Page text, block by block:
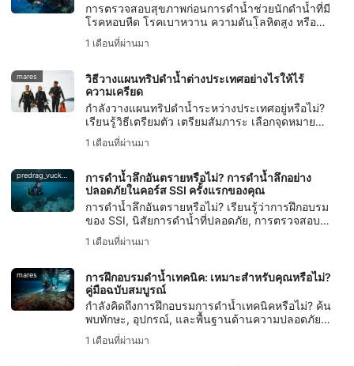
การตรวจสอบสุขภาพก่อนการดำน้ำช่วยนักดำน้ำที่มี
โรคหอบหืด โรคเบาหวาน ความดันโลหิตสูง หรือ
โรคประจำตัวอื่น ๆ วางแผนการดำน้ำที่ปลอดภัยยิ่ง
ขึ้น
1 เดือนที่ผ่านมา
mares
วิธีวางแผนทริปดำน้ำต่างประเทศอย่างไรให้ไร้
ความเครียด
กำลังวางแผนทริปดำน้ำระหว่างประเทศอยู่หรือไม่?
เรียนรู้วิธีเตรียมตัว เตรียมสัมภาระ เลือกจุดหมาย
ปลายทาง จัดการด้านโลจิสติกส์ และหลีกเลี่ยงข้อผิด
พลาดทั่วไป เพื่อให้การเดินทางดำน้ำของคุณ
1 เดือนที่ผ่านมา
predrag_vuckovic
การดำน้ำลึกอันตรายหรือไม่? การดำน้ำลึกอย่าง
ปลอดภัยในคอร์ส SSI ครั้งแรกของคุณ
การดำน้ำลึกอันตรายหรือไม่? เรียนรู้ว่าการฝึกอบรม
ของ SSI, นิสัยการดำน้ำที่ปลอดภัย, การตรวจสอบ
เพื่อนร่วมทีม, และการคุ้มครองจาก DiveAssure
ช่วยให้ผู้ดำน้ำใหม่รู้สึกเตรียมพร้อมได้อย่างไร
1 เดือนที่ผ่านมา
mares
การฝึกอบรมดำน้ำเทคนิค: เหมาะสำหรับคุณหรือไม่?
คู่มือฉบับสมบูรณ์
กำลังคิดถึงการฝึกอบรมการดำน้ำเทคนิคหรือไม่? ค้น
พบทักษะ, อุปกรณ์, และพื้นฐานด้านความปลอดภัยที่
คุณต้องการ รวมถึงวิธีที่การฝึกอบรม SSI Extended
Range ช่วยคุณเริ่มต้น
1 เดือนที่ผ่านมา